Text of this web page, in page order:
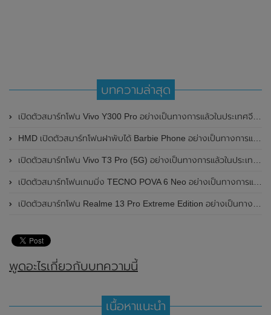
บทความล่าสุด
เปิดตัวสมาร์ทโฟน Vivo Y300 Pro อย่างเป็นทางการแล้วในประเทศจีน มาพร้อมดีไซน์พรีเมี่ยม ทนทาน และแบตเตอรี่สุดอึดขนาดใหญ่ 6,500mAh พร้อมรองรับการชาร์จไว 80W
HMD เปิดตัวสมาร์ทโฟนฝาพับได้ Barbie Phone อย่างเป็นทางการแล้ว มาพร้อมธีมสีชมพูสดใส
เปิดตัวสมาร์ทโฟน Vivo T3 Pro (5G) อย่างเป็นทางการแล้วในประเทศอินเดีย
เปิดตัวสมาร์ทโฟนเกมมิ่ง TECNO POVA 6 Neo อย่างเป็นทางการแล้วในประเทศไทย ในราคา 8,499 บาท
เปิดตัวสมาร์ทโฟน Realme 13 Pro Extreme Edition อย่างเป็นทางการแล้วในประเทศจีน
พูดอะไรเกี่ยวกับบทความนี้
เนื้อหาแนะนำ